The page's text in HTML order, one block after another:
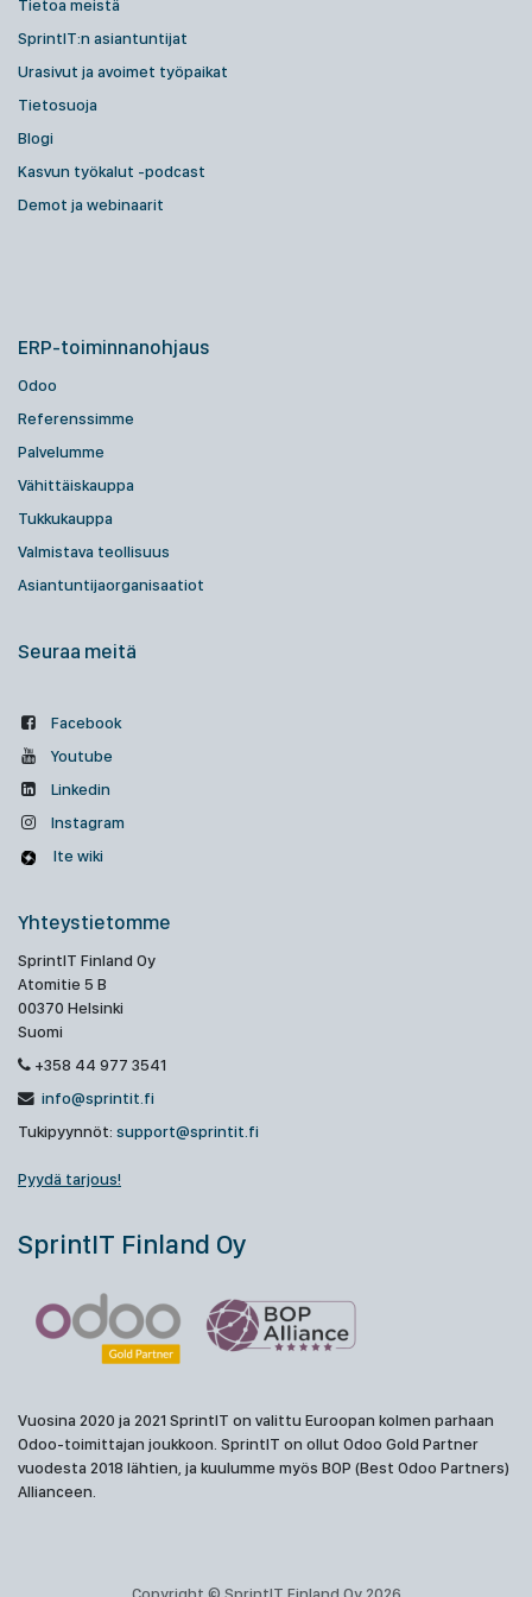
Tietoa meistä
SprintIT:n asiantuntijat
Urasivut ja avoimet työpaikat
Tietosuoja
Blogi
Kasvun työkalut -podcast
Demot ja webinaarit
ERP-toiminnanohjaus
Odoo
Referenssimme
Palvelumme
Vähittäiskauppa
Tukkukauppa
Valmistava teollisuus
Asiantuntijaorganisaatiot
Seuraa meitä
Facebook
Youtube
Linkedin
Instagram
Ite wiki
Yhteystietomme
SprintIT Finland Oy
Atomitie 5 B
00370 Helsinki
Suomi
+358 44 977 3541
info@sprintit.fi
Tukipyynnöt: support@sprintit.fi
Pyydä tarjous!
SprintIT Finland Oy
Vuosina 2020 ja 2021 SprintIT on valittu Euroopan kolmen parhaan
Odoo-toimittajan joukkoon. SprintIT on ollut Odoo Gold Partner
vuodesta 2018 lähtien, ja kuulumme myös BOP (Best Odoo Partners)
Allianceen.
Copyright © SprintIT Finland Oy 2026